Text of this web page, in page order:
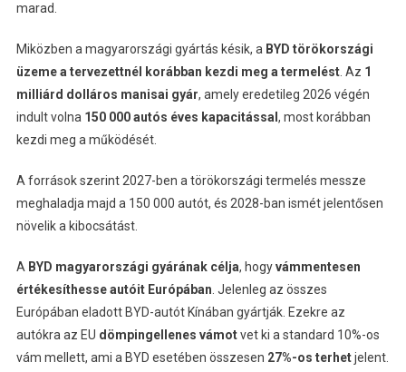
marad.
Miközben a magyarországi gyártás késik, a BYD törökországi
üzeme a tervezettnél korábban kezdi meg a termelést. Az 1
milliárd dolláros manisai gyár, amely eredetileg 2026 végén
indult volna 150 000 autós éves kapacitással , most korábban
kezdi meg a működését.
A források szerint 2027-ben a törökországi termelés messze
meghaladja majd a 150 000 autót, és 2028-ban ismét jelentősen
növelik a kibocsátást.
A BYD magyarországi gyárának célja, hogyvámmentesen
értékesíthesse autóit Európában. Jelenleg az összes
Európában eladott BYD-autót Kínában gyártják. Ezekre az
autókra az EU dömpingellenes vámotvet ki a standard 10%-os
vám mellett, ami a BYD esetében összesen 27%-os terhetjelent.